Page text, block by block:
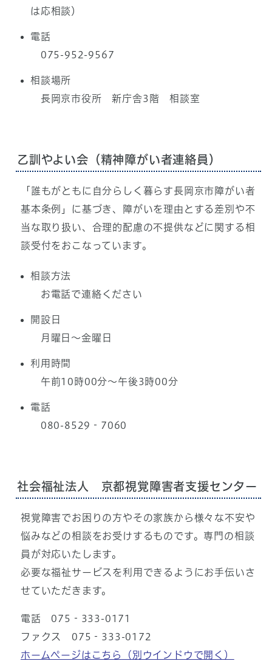
は応相談）
電話
075-952-9567
相談場所
長岡京市役所 新庁舎3階 相談室
乙訓やよい会（精神障がい者連絡員）
「誰もがともに自分らしく暮らす長岡京市障がい者
基本条例」に基づき、障がいを理由とする差別や不
当な取り扱い、合理的配慮の不提供などに関する相
談受付をおこなっています。
相談方法
お電話で連絡ください
開設日
月曜日～金曜日
利用時間
午前10時00分～午後3時00分
電話
080-8529‐7060
社会福祉法人 京都視覚障害者支援センター
視覚障害でお困りの方やその家族から様々な不安や
悩みなどの相談をお受けするものです。専門の相談
員が対応いたします。
必要な福祉サービスを利用できるようにお手伝いさ
せていただきます。
電話 075‐333-0171
ファクス 075‐333-0172
ホームページはこちら
（別ウインドウで開く）